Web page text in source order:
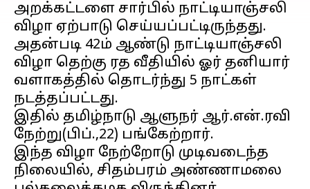
அறக்கட்டளை சார்பில் நாட்டியாஞ்சலி
விழா ஏற்பாடு செய்யப்பட்டிருந்தது.
அதன்படி 42ம் ஆண்டு நாட்டியாஞ்சலி
விழா தெற்கு ரத வீதியில் ஓர் தனியார்
வளாகத்தில் தொடர்ந்து 5 நாட்கள்
நடத்தப்பட்டது.
இதில் தமிழ்நாடு ஆளுநர் ஆர்.என்.ரவி
நேற்று(பிப்.,22) பங்கேற்றார்.
இந்த விழா நேற்றோடு முடிவடைந்த
நிலையில், சிதம்பரம் அண்ணாமலை